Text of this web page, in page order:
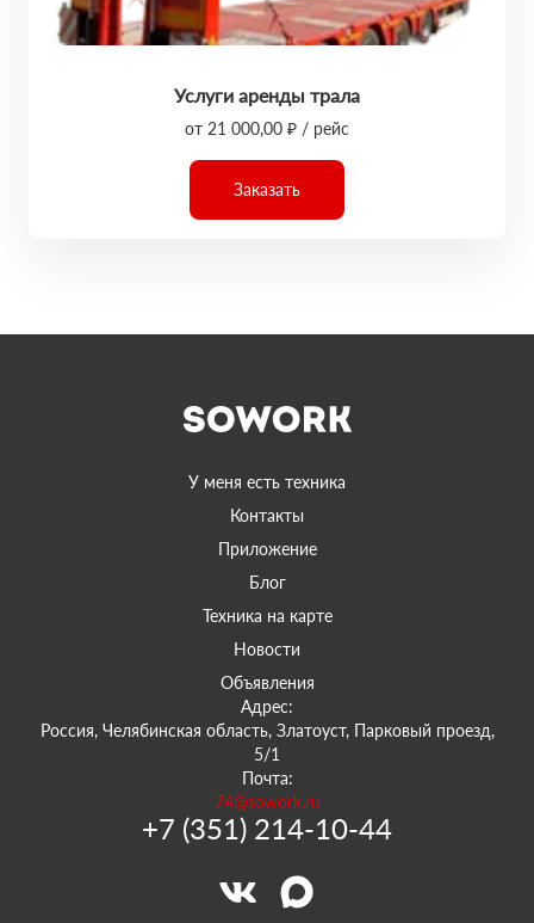
Услуги аренды трала
от 21 000,00 ₽ / рейс
Заказать
У меня есть техника
Контакты
Приложение
Блог
Техника на карте
Новости
Объявления
Адрес:
Россия, Челябинская область, Златоуст, Парковый проезд,
5/1
Почта:
74@sowork.ru
+7 (351) 214-10-44